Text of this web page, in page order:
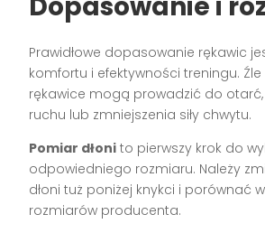
Prawidłowe dopasowanie rękawic
komfortu i efektywności treningu.
rękawice mogą prowadzić do
ruchu lub zmniejszenia siły chwytu.
Pomiar dłoni to pierwszy krok do
odpowiedniego rozmiaru. Należy
dłoni tuż poniżej knykci i porównać
rozmiarów producenta.